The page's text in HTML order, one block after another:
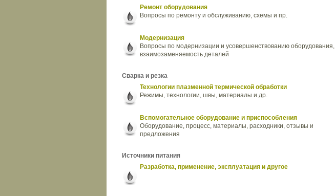
Ремонт оборудования
Вопросы по ремонту и обслуживанию, схемы и пр.
Модернизация
Вопросы по модернизации и усовершенствованию оборудования,
взаимозаменяемость деталей
Сварка и резка
Технологии плазменной термической обработки
Режимы, технологии, швы, материалы и др.
Вспомогательное оборудование и приспособления
Оборудование, процесс, материалы, расходники, отзывы и
предложения
Источники питания
Разработка, применение, эксплуатация и другое